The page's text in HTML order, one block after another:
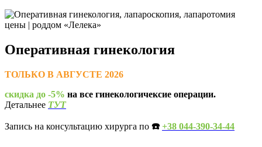
Оперативная гинекология
ТОЛЬКО В АВГУСТЕ 2026
скидка до -5% на все гинекологичексие операции.
Детальнее ТУТ
Запись на консультацию хирурга по ☎️ +38 044-390-34-44